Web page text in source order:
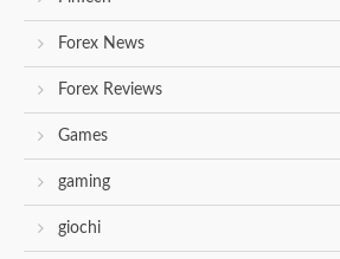
Forex News
Forex Reviews
Games
gaming
giochi